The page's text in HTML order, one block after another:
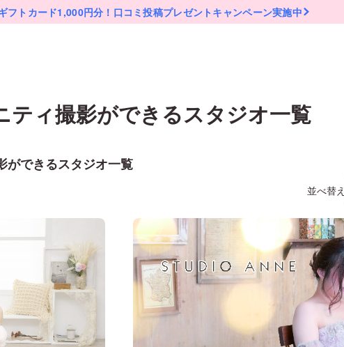
フトカード1,000円分！ 口コミ投稿プレゼントキャンペーン実施中
ティ撮影ができるスタジオ一覧
ができるスタジオ一覧
並べ替え